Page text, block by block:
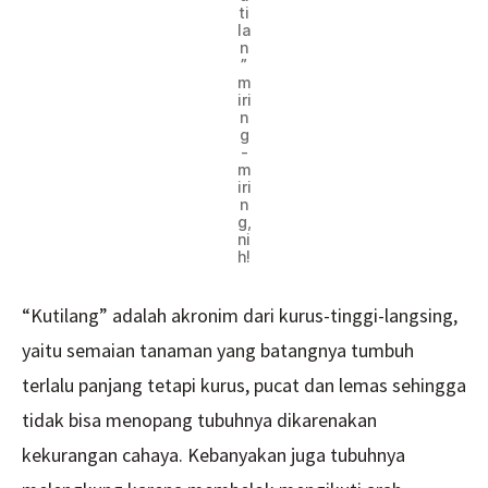
ti
la
n
”
m
iri
n
g
-
m
iri
n
g,
ni
h!
“Kutilang” adalah akronim dari kurus-tinggi-langsing,
yaitu semaian tanaman yang batangnya tumbuh
terlalu panjang tetapi kurus, pucat dan lemas sehingga
tidak bisa menopang tubuhnya dikarenakan
kekurangan cahaya. Kebanyakan juga tubuhnya